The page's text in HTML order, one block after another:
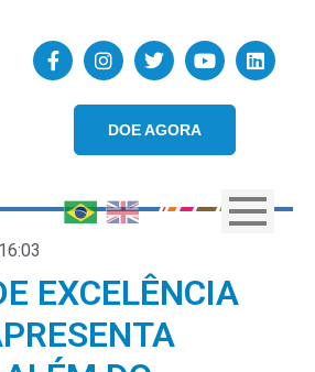
DOE AGORA
16:03
EXCELÊNCIA